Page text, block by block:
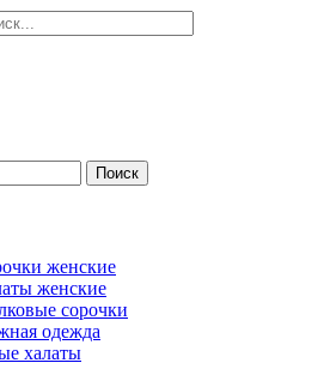
женские
женские
сорочки
одежда
халаты